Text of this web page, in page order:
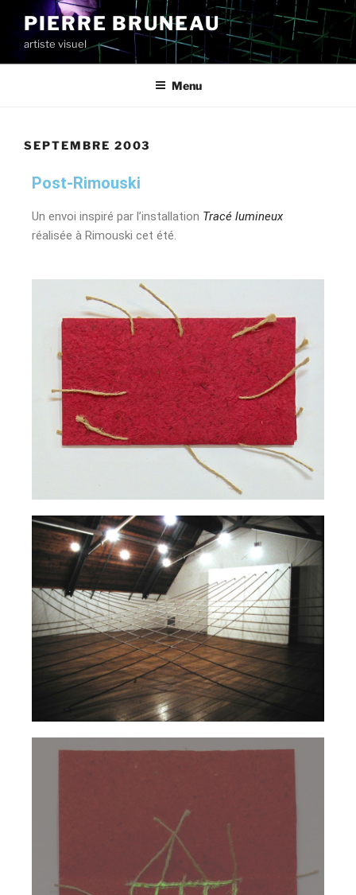
PIERRE BRUNEAU
artiste visuel
Menu
SEPTEMBRE 2003
Post-Rimouski
Un envoi inspiré par l’installation Tracé lumineux
réalisée à Rimouski cet été.